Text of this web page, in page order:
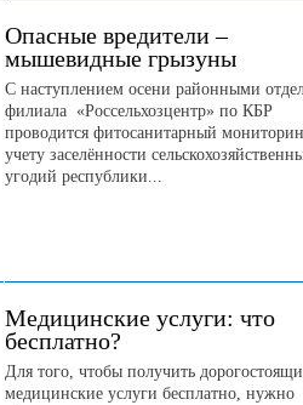
Опасные вредители –
мышевидные грызуны
С наступлением осени районными
филиала «Россельхозцентр» по КБР
проводится фитосанитарный
учету заселённости
угодий республики...
Медицинские услуги: что
бесплатно?
Для того, чтобы получить
медицинские услуги бесплатно, нужно